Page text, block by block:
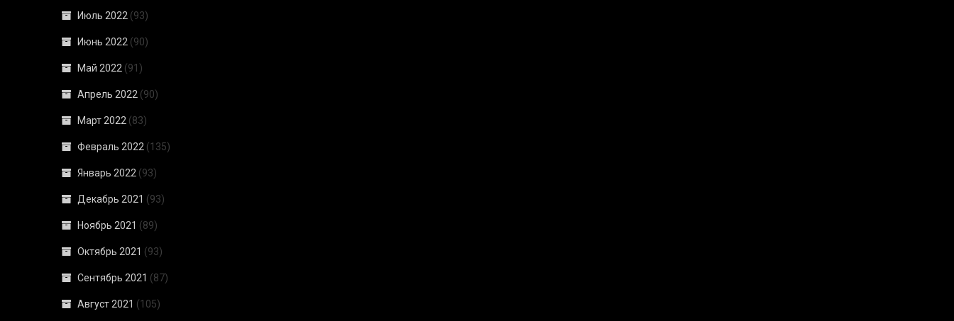
Июль 2022 (93)
Июнь 2022 (90)
Май 2022 (91)
Апрель 2022 (90)
Март 2022 (83)
Февраль 2022 (135)
Январь 2022 (93)
Декабрь 2021 (93)
Ноябрь 2021 (89)
Октябрь 2021 (93)
Сентябрь 2021 (87)
Август 2021 (105)